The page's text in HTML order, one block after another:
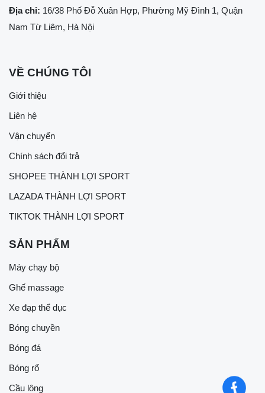
Địa chỉ: 16/38 Phố Đỗ Xuân Hợp, Phường Mỹ Đình 1, Quận
Nam Từ Liêm, Hà Nội
VỀ CHÚNG TÔI
Giới thiệu
Liên hệ
Vận chuyển
Chính sách đổi trả
SHOPEE THÀNH LỢI SPORT
LAZADA THÀNH LỢI SPORT
TIKTOK THÀNH LỢI SPORT
SẢN PHẨM
Máy chạy bộ
Ghế massage
Xe đạp thể dục
Bóng chuyền
Bóng đá
Bóng rổ
Cầu lông